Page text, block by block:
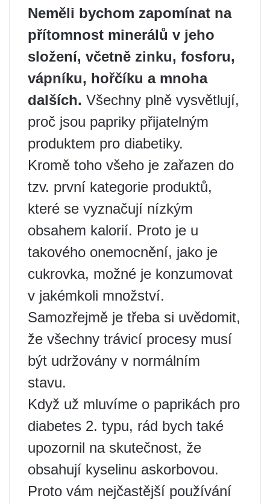
Neměli bychom zapomínat na
přítomnost minerálů v jeho
složení, včetně zinku, fosforu,
vápníku, hořčíku a mnoha
dalších. Všechny plně vysvětlují,
proč jsou papriky přijatelným
produktem pro diabetiky.
Kromě toho všeho je zařazen do
tzv. první kategorie produktů,
které se vyznačují nízkým
obsahem kalorií. Proto je u
takového onemocnění, jako je
cukrovka, možné je konzumovat
v jakémkoli množství.
Samozřejmě je třeba si uvědomit,
že všechny trávicí procesy musí
být udržovány v normálním
stavu.
Když už mluvíme o paprikách pro
diabetes 2. typu, rád bych také
upozornil na skutečnost, že
obsahují kyselinu askorbovou.
Proto vám nejčastější používání